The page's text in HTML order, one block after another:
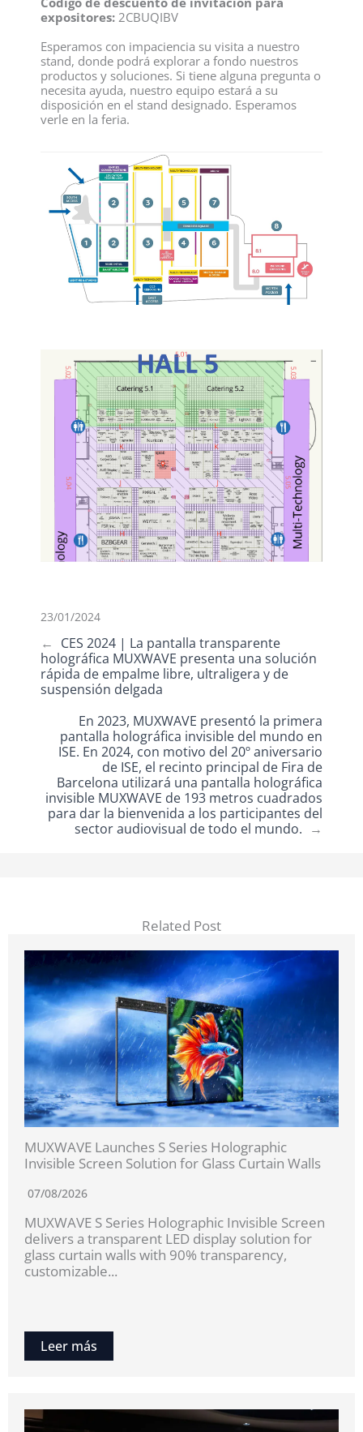
expositores: 2CBUQIBV
Esperamos con impaciencia su visita a nuestro
stand, donde podrá explorar a fondo nuestros
productos y soluciones. Si tiene alguna pregunta o
necesita ayuda, nuestro equipo estará a su
disposición en el stand designado. Esperamos
verle en la feria.
23/01/2024
← CES 2024 | La pantalla transparente
holográfica MUXWAVE presenta una solución
rápida de empalme libre, ultraligera y de
suspensión delgada
En 2023, MUXWAVE presentó la primera
pantalla holográfica invisible del mundo en
ISE. En 2024, con motivo del 20º aniversario
de ISE, el recinto principal de Fira de
Barcelona utilizará una pantalla holográfica
invisible MUXWAVE de 193 metros cuadrados
para dar la bienvenida a los participantes del
sector audiovisual de todo el mundo. →
Related Post
MUXWAVE Launches S Series Holographic
Invisible Screen Solution for Glass Curtain Walls
07/08/2026
MUXWAVE S Series Holographic Invisible Screen
delivers a transparent LED display solution for
glass curtain walls with 90% transparency,
customizable...
Leer más